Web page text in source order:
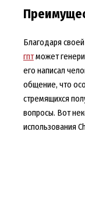
Благодаря
гптможет
его написал
общение, что
стремящихся
вопросы. Вот
использования